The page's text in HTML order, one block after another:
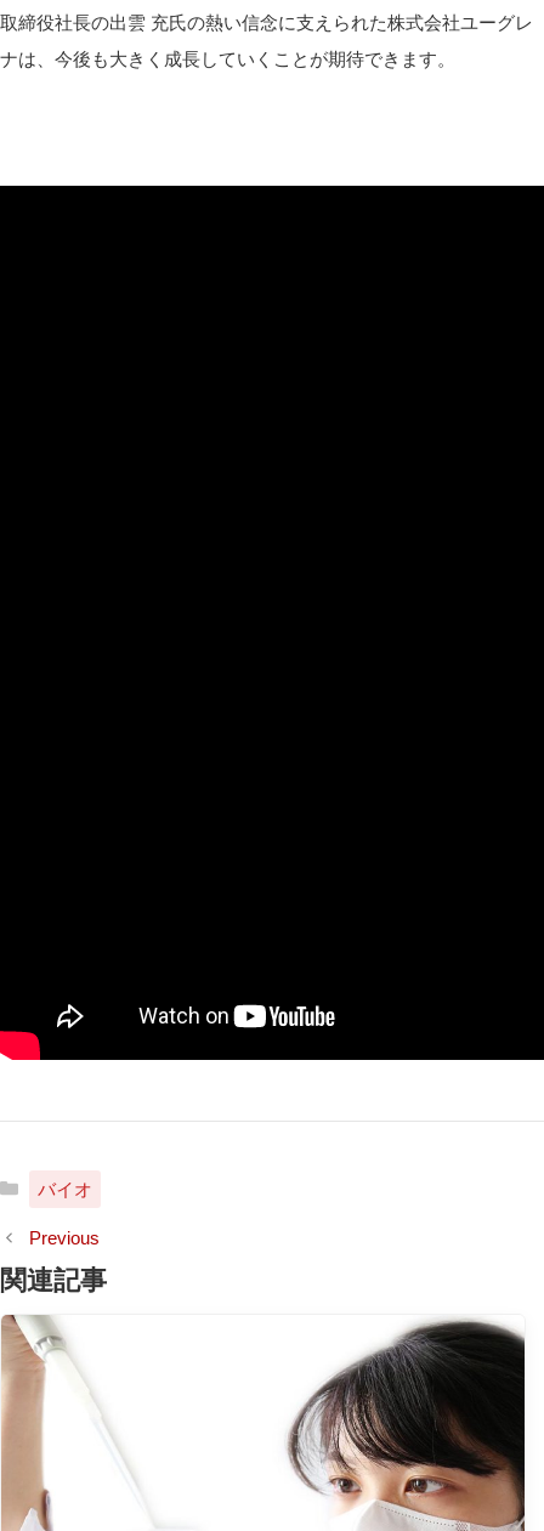
取締役社長の出雲 充氏の熱い信念に支えられた株式会社ユーグレ
ナは、今後も大きく成長していくことが期待できます。
カ
ゴ
リ
ー
バイオ
関連記事